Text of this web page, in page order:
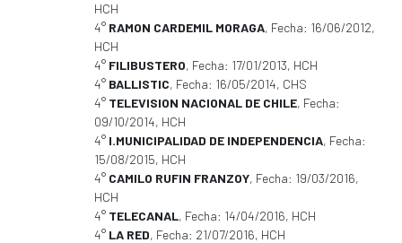
HCH
4° RAMON CARDEMIL MORAGA, Fecha: 16/06/2012,
HCH
4° FILIBUSTERO, Fecha: 17/01/2013, HCH
4° BALLISTIC, Fecha: 16/05/2014, CHS
4° TELEVISION NACIONAL DE CHILE, Fecha:
09/10/2014, HCH
4° I.MUNICIPALIDAD DE INDEPENDENCIA, Fecha:
15/08/2015, HCH
4° CAMILO RUFIN FRANZOY, Fecha: 19/03/2016,
HCH
4° TELECANAL, Fecha: 14/04/2016, HCH
4° LA RED, Fecha: 21/07/2016, HCH